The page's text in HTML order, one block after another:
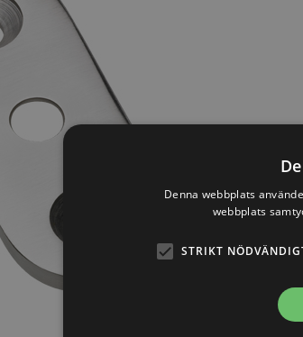
Denna webbplats
webbplats
STRIKT